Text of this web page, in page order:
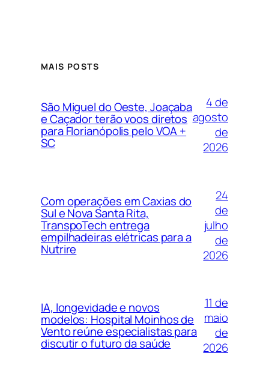
MAIS POSTS
São Miguel do Oeste, Joaçaba
e Caçador terão voos diretos
para Florianópolis pelo VOA +
SC
4 de
agosto
de
2026
Com operações em Caxias do
Sul e Nova Santa Rita,
TranspoTech entrega
empilhadeiras elétricas para a
Nutrire
24
de
julho
de
2026
IA, longevidade e novos
modelos: Hospital Moinhos de
Vento reúne especialistas para
discutir o futuro da saúde
11 de
maio
de
2026